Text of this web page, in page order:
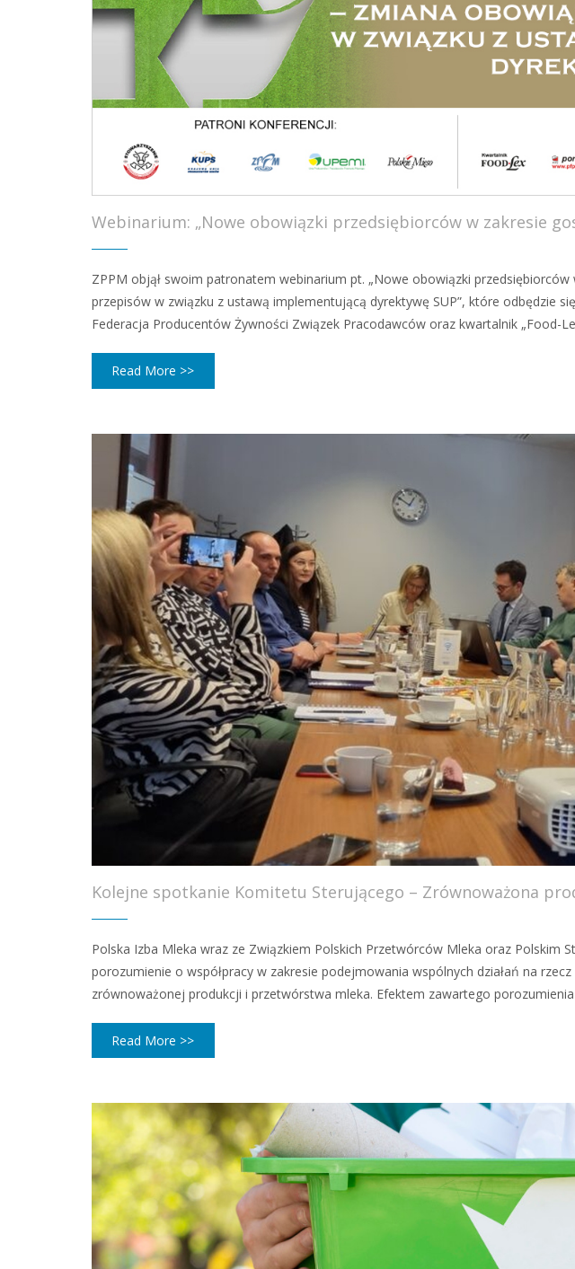
Webinarium: „Nowe obowiązki przedsiębiorców w zakresie
ZPPM objął swoim patronatem webinarium pt. „Nowe obowiązki
przepisów w związku z ustawą implementującą dyrektywę SUP”, które odbędzie
Federacja Producentów Żywności Związek Pracodawców oraz kwartalnik „Food-
Read More >>
Kolejne spotkanie Komitetu Sterującego – Zrównoważona
Polska Izba Mleka wraz ze Związkiem Polskich Przetwórców Mleka oraz Polskim
porozumienie o współpracy w zakresie podejmowania wspólnych działań na
zrównoważonej produkcji i przetwórstwa mleka. Efektem zawartego
Read More >>